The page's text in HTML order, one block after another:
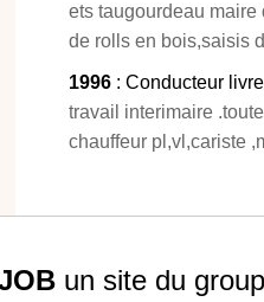
ets taugourdeau
de rolls en bois,saisis
1996 : Conducteur
travail interimaire
chauffeur pl,vl,cariste
un site du